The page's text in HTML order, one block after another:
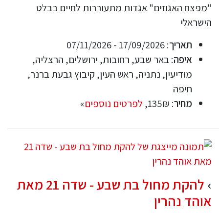
"מפצח האגוזים" אגדות מתעוררות לחיים בבלט
הישראלי
תאריך: 17/09/2026 - 07/11/2026
איפה: באר שבע, רחובות, ירושלים, הרצליה,
מודיעין, נתניה, ראש העין, קיבוץ גבעת ברנר,
חיפה
מחיר: 135₪, לפרטים נוספים»
להקת מחול בת שבע - שדה 21 מאת
אוהד נהרין